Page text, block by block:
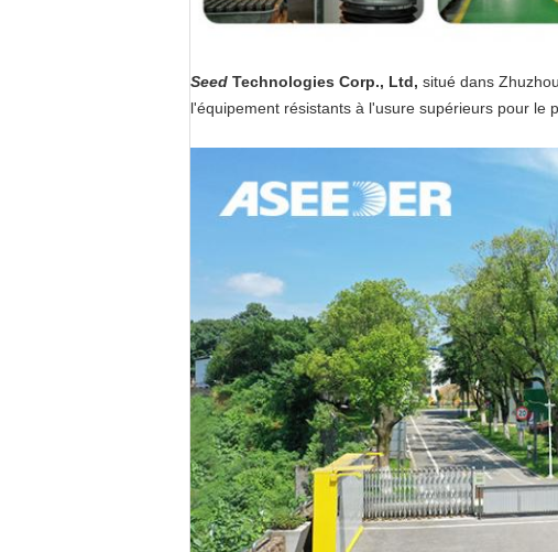
Seed Technologies Corp., Ltd, situé dans
l'équipement résistants à l'usure supérieurs pour le